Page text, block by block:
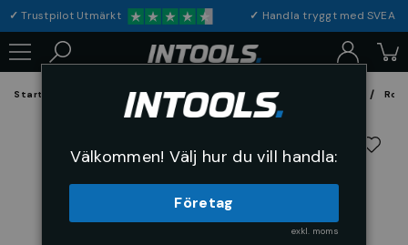
✓Trustpilot Utmärkt ✓ Handla tryggt med
Startsida Förbrukning & Maskintillbehör Fil, Slip och Borstar
Välkommen! Välj hur du vill handla:
Företag
exkl. moms